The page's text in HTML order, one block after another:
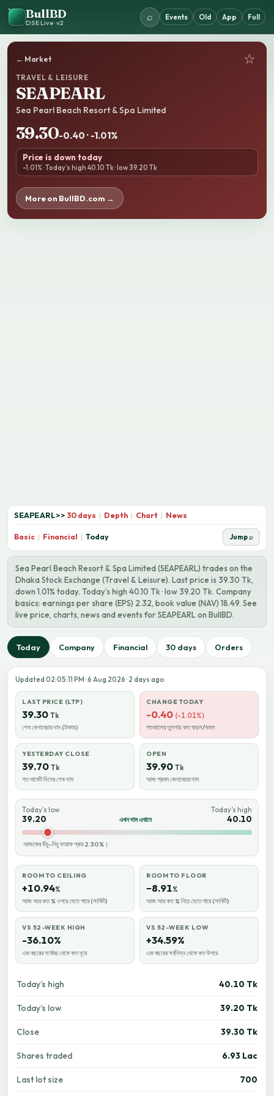
BullBD
DSE Live · v2
⌕ Events Old App Full
← Market ☆
TRAVEL & LEISURE
SEAPEARL
Sea Pearl Beach Resort & Spa Limited
39.30-0.40 · -1.01%
Price is down today
-1.01% · Today’s high 40.10 Tk · low 39.20 Tk
More on BullBD.com →
SEAPEARL>> 30 days | Depth | Chart | News
Basic | Financial | Today Jump ⌕
Sea Pearl Beach Resort & Spa Limited (SEAPEARL) trades on the
Dhaka Stock Exchange (Travel & Leisure). Last price is 39.30 Tk,
down 1.01% today. Today’s high 40.10 Tk · low 39.20 Tk. Company
basics: earnings per share (EPS) 2.32, book value (NAV) 18.49. See
live price, charts, news and events for SEAPEARL on BullBD.
Today Company Financial 30 days Orders
Updated 02:05:11 PM · 6 Aug 2026 · 2 days ago
LAST PRICE (LTP)
39.30 Tk
শেষ কেনাবেচার দাম (টাকায়)
CHANGE TODAY
-0.40 (-1.01%)
গতকালের তুলনায় কত বাড়ল/কমল
YESTERDAY CLOSE
39.70 Tk
গত মার্কেট দিনের শেষ দাম
OPEN
39.90 Tk
আজ প্রথম কেনাবেচার দাম
Today’s low
39.20 এখন দাম এখানে
Today’s high
40.10
আজকের উঁচু–নিচু ফারাক প্রায় 2.30%।
ROOM TO CEILING
+10.94%
আজ আর কত % ওপরে যেতে পারে (সার্কিট)
ROOM TO FLOOR
−8.91%
আজ আর কত % নিচে যেতে পারে (সার্কিট)
VS 52-WEEK HIGH
-36.10%
এক বছরের সর্বোচ্চ থেকে কত দূরে
VS 52-WEEK LOW
+34.59%
এক বছরের সর্বনিম্ন থেকে কত উপরে
Today’s high 40.10 Tk
Today’s low 39.20 Tk
Close 39.30 Tk
Shares traded 6.93 Lac
Last lot size 700